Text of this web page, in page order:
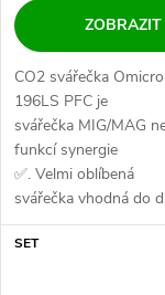
ZOBRAZIT
CO2 svářečka
196LS PFC je
svářečka MIG/MAG
funkcí synergie
✅. Velmi oblíbená
svářečka vhodná do
údržby, domácnosti a
výrobu ✅. Vysoce...
SET